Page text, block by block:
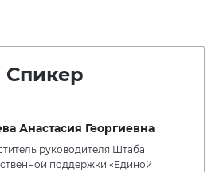
Спикер
Анастасия Георгиевна
руководителя Штаба
поддержки «Единой